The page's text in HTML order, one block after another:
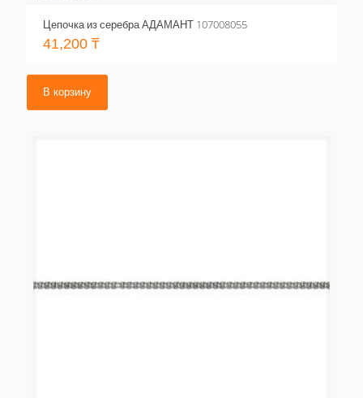
Цепочка из серебра АДАМАНТ 107008055
41,200 ₸
В корзину